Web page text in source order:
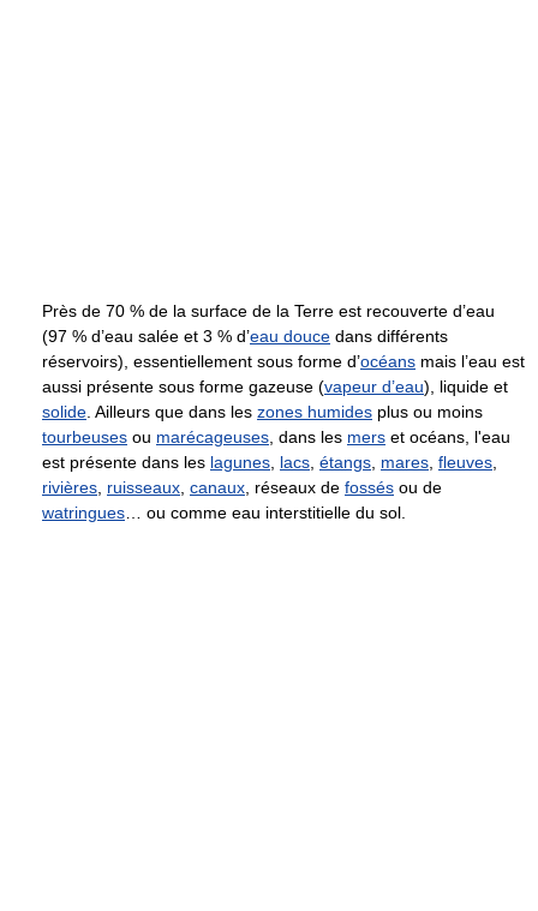
Près de 70 % de la surface de la Terre est recouverte d’eau
(97 % d’eau salée et 3 % d’eau douce dans différents
réservoirs), essentiellement sous forme d’océans mais l’eau est
aussi présente sous forme gazeuse (vapeur d’eau), liquide et
solide . Ailleurs que dans les zones humides plus ou moins
tourbeuses ou marécageuses , dans les mers et océans, l'eau
est présente dans les lagunes lacs étangs mares fleuves
rivières ruisseaux canaux , réseaux de fossés ou de
watringues … ou comme eau interstitielle du sol.